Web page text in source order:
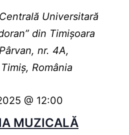
Universitară
din Timişoara
nr. 4A,
România
MUZICALĂ
@ 12:00